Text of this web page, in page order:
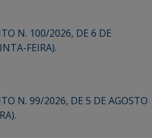
N. 100/2026, DE 6 DE
FEIRA).
N. 99/2026, DE 5 DE AGOSTO